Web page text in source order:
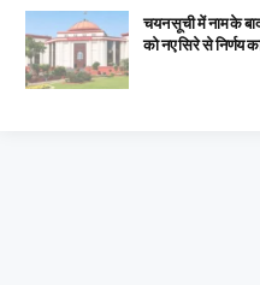
चयन सूची में नाम के बाद
को नए सिरे से निर्णय का